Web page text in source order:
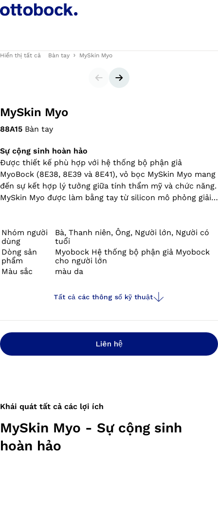
Hiển thị tất cả Bàn tay MySkin Myo
Trang trình chiếu
Trang trình chiếu sau
MySkin Myo
88A15 Bàn tay
Sự cộng sinh hoàn hảo
Được thiết kế phù hợp với hệ thống bộ phận giả
MyoBock (8E38, 8E39 và 8E41), vỏ bọc MySkin Myo mang
đến sự kết hợp lý tưởng giữa tính thẩm mỹ và chức năng.
MySkin Myo được làm bằng tay từ silicon mô phỏng giải
Nhóm người
dùng
Bà, Thanh niên, Ông, Người lớn, Người có
tuổi
Dòng sản
phẩm
Myobock Hệ thống bộ phận giả Myobock
cho người lớn
Màu sắc
màu da
Tất cả các thông số kỹ thuật
Liên hệ
Khái quát tất cả các lợi ích
MySkin Myo - Sự cộng sinh
hoàn hảo